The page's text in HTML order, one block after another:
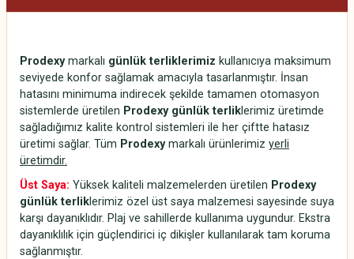
Prodexymarkalı günlük terliklerimiz kullanıcıya maksimum
seviyede konfor sağlamak amacıyla tasarlanmıştır. İnsan
hatasını minimuma indirecek şekilde tamamen otomasyon
sistemlerde üretilen Prodexy günlük terliklerimiz üretimde
sağladığımız kalite kontrol sistemleri ile her çiftte hatasız
üretimi sağlar. Tüm Prodexymarkalı ürünlerimiz yerli
üretimdir.
Üst Saya: Yüksek kaliteli malzemelerden üretilen Prodexy
günlük terliklerimiz özel üst saya malzemesi sayesinde suya
karşı dayanıklıdır. Plaj ve sahillerde kullanıma uygundur. Ekstra
dayanıklılık için güçlendirici iç dikişler kullanılarak tam koruma
sağlanmıştır.